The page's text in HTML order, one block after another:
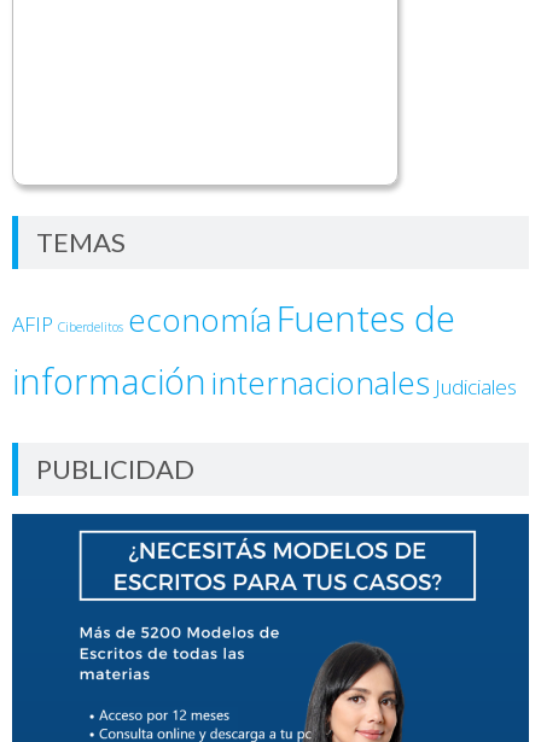
TEMAS
AFIP Ciberdelitos economía Fuentes de
informacióninternacionales Judiciales
PUBLICIDAD